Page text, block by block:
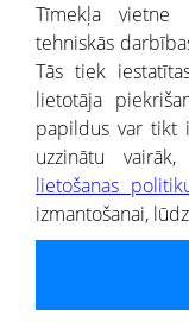
® CREDITREFORM
SIA
Portāla ietvaros
Tīmekļa vietne
tehniskās
Tās tiek
lietotāja
papildus var tikt
uzzinātu
lietošanas
izmantošanai,